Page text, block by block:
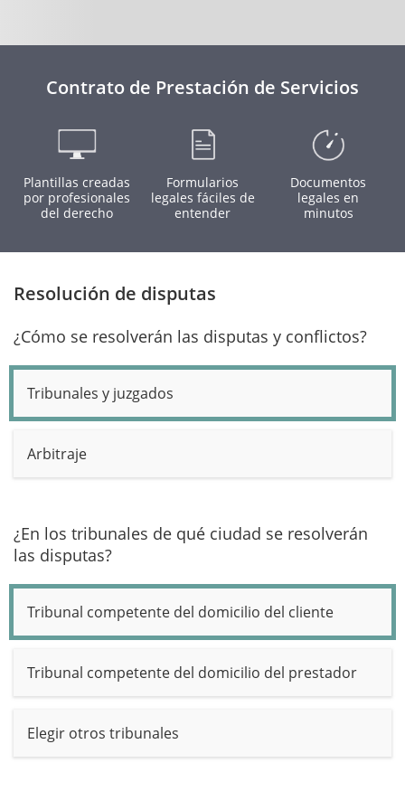
Contrato de Prestación de Servicios
Plantillas creadas
por profesionales
del derecho
Formularios
legales fáciles de
entender
Documentos
legales en
minutos
Resolución de disputas
¿Cómo se resolverán las disputas y conflictos?
Tribunales y juzgados
Arbitraje
¿En los tribunales de qué ciudad se resolverán
las disputas?
Tribunal competente del domicilio del cliente
Tribunal competente del domicilio del prestador
Elegir otros tribunales